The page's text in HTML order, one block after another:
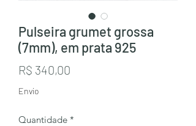
Pulseira grumet grossa
(7mm), em prata 925
R$ 340,00
Envio
Quantidade *